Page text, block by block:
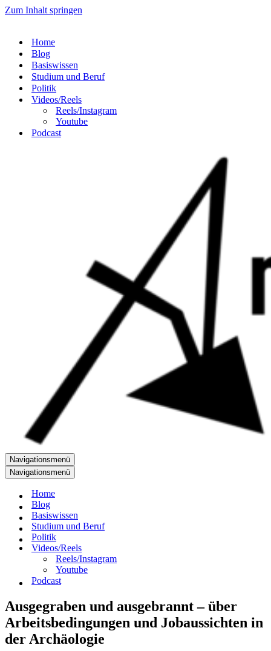
Zum Inhalt springen
Home
Blog
Basiswissen
Studium und Beruf
Politik
Videos/Reels
Reels/Instagram
Youtube
Podcast
Navigationsmenü
Navigationsmenü
Home
Blog
Basiswissen
Studium und Beruf
Politik
Videos/Reels
Reels/Instagram
Youtube
Podcast
Ausgegraben und ausgebrannt – über
Arbeitsbedingungen und Jobaussichten in
der Archäologie